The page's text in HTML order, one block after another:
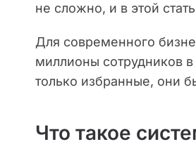
не сложно, и в этой
Для современного
миллионы сотрудников
только избранные, они
Что такое